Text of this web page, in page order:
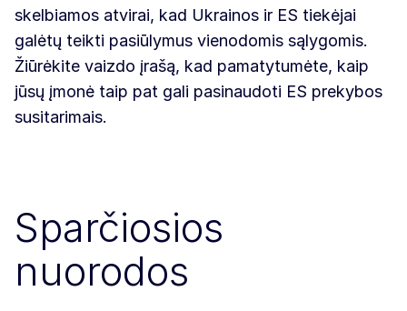
skelbiamos atvirai, kad Ukrainos ir ES tiekėjai
galėtų teikti pasiūlymus vienodomis sąlygomis.
Žiūrėkite vaizdo įrašą, kad pamatytumėte, kaip
jūsų įmonė taip pat gali pasinaudoti ES prekybos
susitarimais.
Sparčiosios
nuorodos